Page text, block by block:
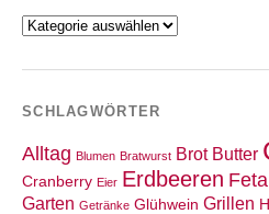
Kategorien
SCHLAGWÖRTER
Alltag Blumen Bratwurst Brot Butter
Cranberry Eier Erdbeeren Feta
Garten Getränke Glühwein Grillen